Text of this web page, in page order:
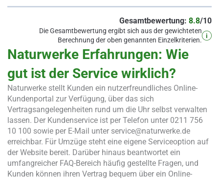
Gesamtbewertung: 8.8/10
Die Gesamtbewertung ergibt sich aus der gewichteten
Berechnung der oben genannten Einzelkriterien.
Naturwerke Erfahrungen: Wie
gut ist der Service wirklich?
Naturwerke stellt Kunden ein nutzerfreundliches Online-
Kundenportal zur Verfügung, über das sich
Vertragsangelegenheiten rund um die Uhr selbst verwalten
lassen. Der Kundenservice ist per Telefon unter 0211 756
10 100 sowie per E-Mail unter service@naturwerke.de
erreichbar. Für Umzüge steht eine eigene Serviceoption auf
der Website bereit. Darüber hinaus beantwortet ein
umfangreicher FAQ-Bereich häufig gestellte Fragen, und
Kunden können ihren Vertrag bequem über ein Online-